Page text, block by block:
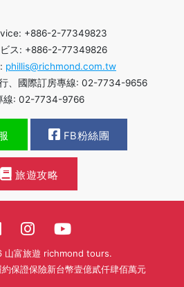
+886-2-77349823
ス: +886-2-77349826
phillis@richmond.com.tw
、國際訂房專線: 02-7734-9656
線: 02-7734-9766
FB粉絲團
旅遊攻略
富旅遊 richmond tours.
保證保險新台幣壹億貳仟肆佰萬元